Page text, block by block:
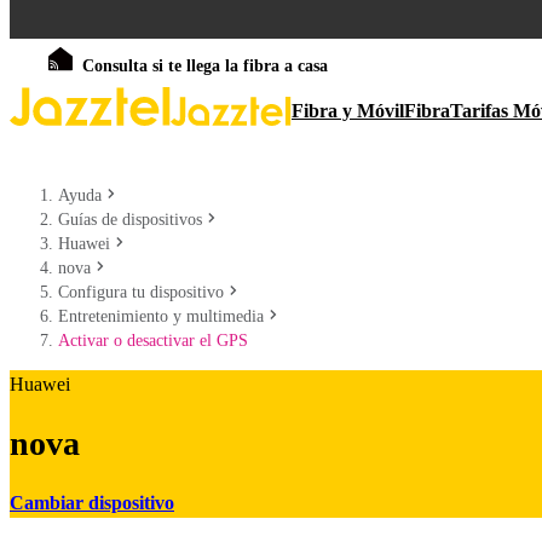
Consulta si te llega la fibra a casa
Fibra y MóvilFibraTarifas
Ayuda
Guías de dispositivos
Huawei
nova
Configura tu dispositivo
Entretenimiento y multimedia
Activar o desactivar el GPS
Huawei
nova
Cambiar dispositivo